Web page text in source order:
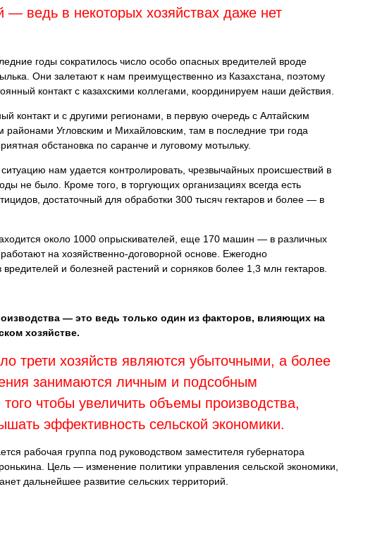
— ведь в некоторых хозяйствах даже нет
годы сократилось число особо опасных вредителей вроде
Они залетают к нам преимущественно из Казахстана, поэтому
контакт с казахскими коллегами, координируем наши действия.
контакт и с другими регионами, в первую очередь с Алтайским
районами Угловским и Михайловским, там в последние три года
обстановка по саранче и луговому мотыльку.
нам удается контролировать, чрезвычайных происшествий в
не было. Кроме того, в торгующих организациях всегда есть
достаточный для обработки 300 тысяч гектаров и более — в
около 1000 опрыскивателей, еще 170 машин — в различных
на хозяйственно-договорной основе. Ежегодно
и болезней растений и сорняков более 1,3 млн гектаров.
— это ведь только один из факторов, влияющих на
хозяйстве.
трети хозяйств являются убыточными, а более
занимаются личным и подсобным
чтобы увеличить объемы производства,
эффективность сельской экономики.
рабочая группа под руководством заместителя губернатора
Цель — изменение политики управления сельской экономики,
дальнейшее развитие сельских территорий.